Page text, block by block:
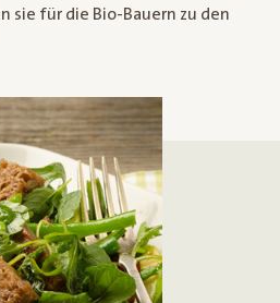
sie für die Bio-Bauern zu den